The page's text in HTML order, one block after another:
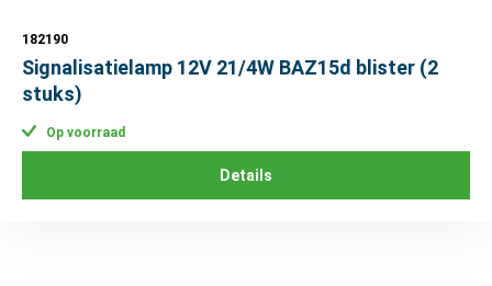
182190
Signalisatielamp 12V 21/4W BAZ15d blister (2
stuks)
Op voorraad
Details